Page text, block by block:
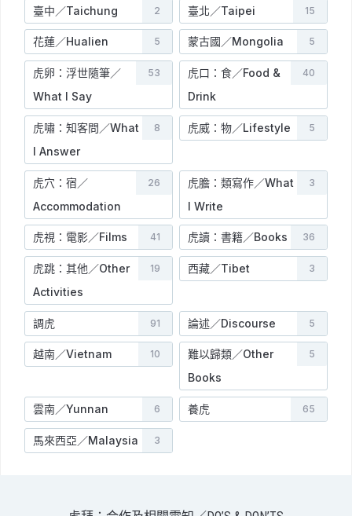
臺中／Taichung 2 臺北／Taipei 15
花蓮／Hualien 5 蒙古國／Mongolia 5
虎卵：浮世隨筆／
What I Say
53
虎口：食／Food &
Drink
40
虎嘯：知客問／What
I Answer
8 虎威：物／Lifestyle 5
虎穴：宿／
Accommodation
26
虎膽：類寫作／What
I Write
3
虎視：電影／Films 41 虎讀：書籍／Books 36
虎跳：其他／Other
Activities
19 西藏／Tibet 3
調虎 91 論述／Discourse 5
越南／Vietnam 10
難以歸類／Other
Books
5
雲南／Yunnan 6 養虎 65
馬來西亞／Malaysia 3